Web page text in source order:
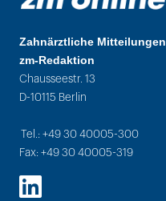
Zahnärztliche Mitteilungen
zm-Redaktion
Chausseestr. 13
D-10115 Berlin
Tel.: +49 30 40005-300
Fax: +49 30 40005-319